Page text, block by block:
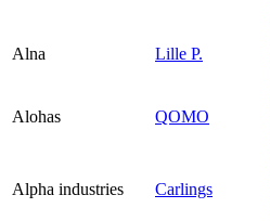
Alna Lille P.
Alohas QOMO
Alpha industries Carlings